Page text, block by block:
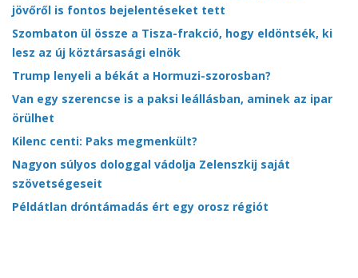
jövőről is fontos bejelentéseket tett
Szombaton ül össze a Tisza-frakció, hogy eldöntsék, ki
lesz az új köztársasági elnök
Trump lenyeli a békát a Hormuzi-szorosban?
Van egy szerencse is a paksi leállásban, aminek az ipar
örülhet
Kilenc centi: Paks megmenkült?
Nagyon súlyos dologgal vádolja Zelenszkij saját
szövetségeseit
Példátlan dróntámadás ért egy orosz régiót